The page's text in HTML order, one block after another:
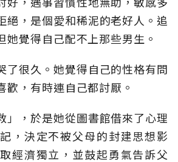
絕，是個愛和稀泥的老好人。追
她覺得自己配不上那些男生。
了很久。她覺得自己的性格有問
歡，有時連自己都討厭。
」，於是她從圖書館借來了心理
，決定不被父母的封建思想影
經濟獨立，並鼓起勇氣告訴父